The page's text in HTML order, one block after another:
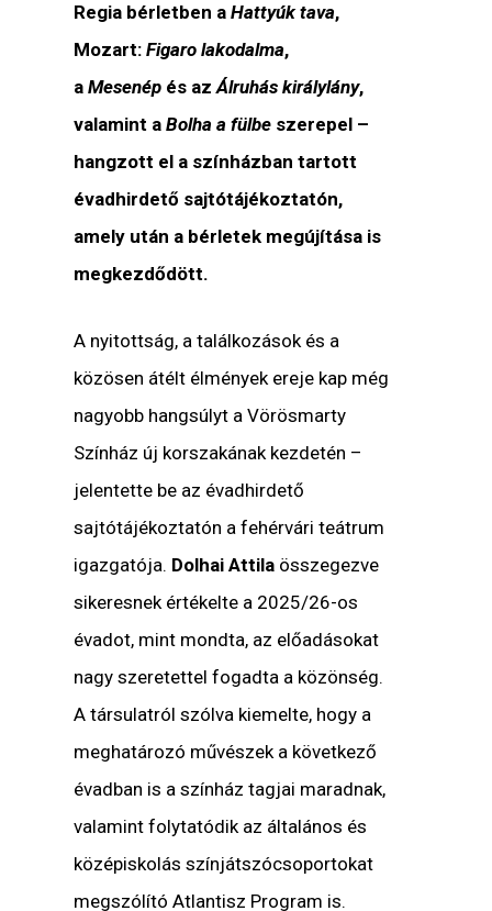
Regia bérletben aHattyúk tava,
Mozart:Figaro lakodalma,
aMesenép és azÁlruhás királylány,
valamint aBolha a fülbe szerepel –
hangzott el a színházban tartott
évadhirdető sajtótájékoztatón,
amely után a bérletek megújítása is
megkezdődött.
A nyitottság, a találkozások és a
közösen átélt élmények ereje kap még
nagyobb hangsúlyt a Vörösmarty
Színház új korszakának kezdetén –
jelentette be az évadhirdető
sajtótájékoztatón a fehérvári teátrum
igazgatója. Dolhai Attila összegezve
sikeresnek értékelte a 2025/26-os
évadot, mint mondta, az előadásokat
nagy szeretettel fogadta a közönség.
A társulatról szólva kiemelte, hogy a
meghatározó művészek a következő
évadban is a színház tagjai maradnak,
valamint folytatódik az általános és
középiskolás színjátszócsoportokat
megszólító Atlantisz Program is.